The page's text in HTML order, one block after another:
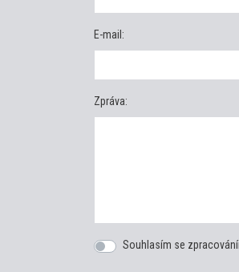
E-mail:
Zpráva:
Souhlasím se